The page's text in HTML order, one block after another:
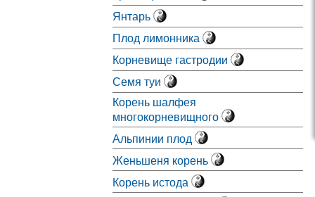
Янтарь
Плод лимонника
Корневище гастродии
Семя туи
Корень шалфея
многокорневищного
Альпинии плод
Женьшеня корень
Корень истода